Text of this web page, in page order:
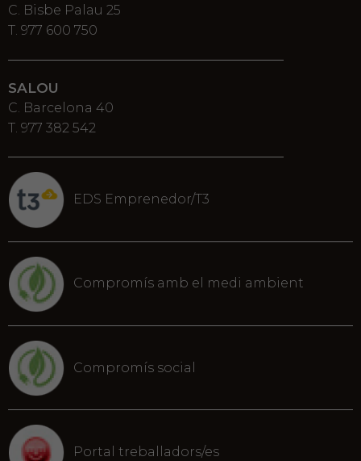
C. Bisbe Palau 25
T. 977 600 750
SALOU
C. Barcelona 40
T. 977 382 542
EDS Emprenedor/T3
Compromís amb el medi ambient
Compromís social
Portal treballadors/es